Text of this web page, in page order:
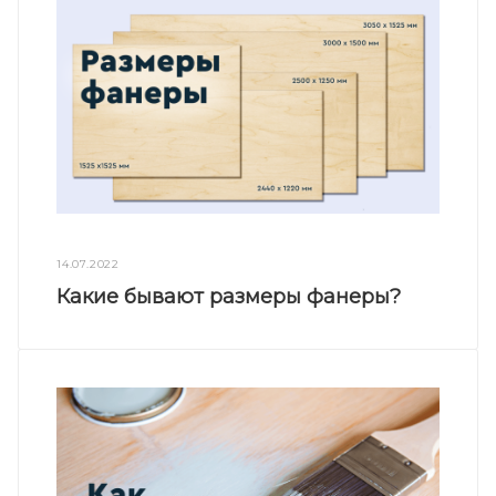
14.07.2022
Какие бывают размеры фанеры?